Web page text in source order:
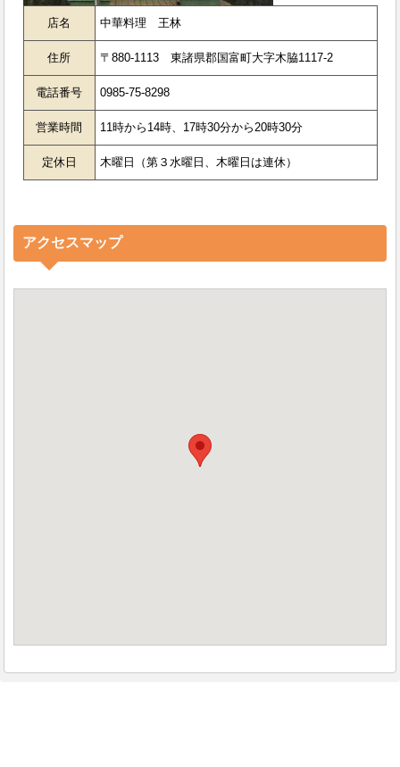
店名 中華料理 王林
住所 〒880-1113 東諸県郡国富町大字木脇1117-2
電話番号 0985-75-8298
営業時間 11時から14時、17時30分から20時30分
定休日 木曜日（第３水曜日、木曜日は連休）
アクセスマップ